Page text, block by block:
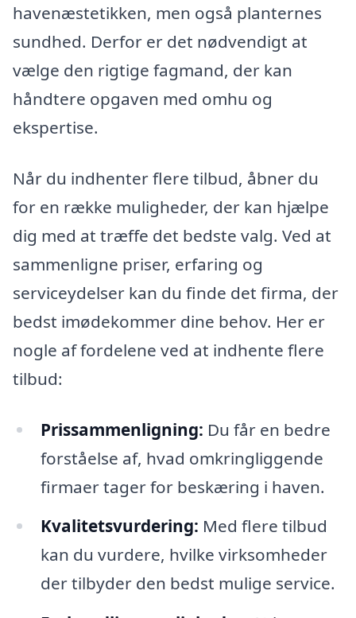
havenæstetikken, men også planternes
sundhed. Derfor er det nødvendigt at
vælge den rigtige fagmand, der kan
håndtere opgaven med omhu og
ekspertise.
Når du indhenter flere tilbud, åbner du
for en række muligheder, der kan hjælpe
dig med at træffe det bedste valg. Ved at
sammenligne priser, erfaring og
serviceydelser kan du finde det firma, der
bedst imødekommer dine behov. Her er
nogle af fordelene ved at indhente flere
tilbud:
Prissammenligning: Du får en bedre
forståelse af, hvad omkringliggende
firmaer tager for beskæring i haven.
Kvalitetsvurdering: Med flere tilbud
kan du vurdere, hvilke virksomheder
der tilbyder den bedst mulige service.